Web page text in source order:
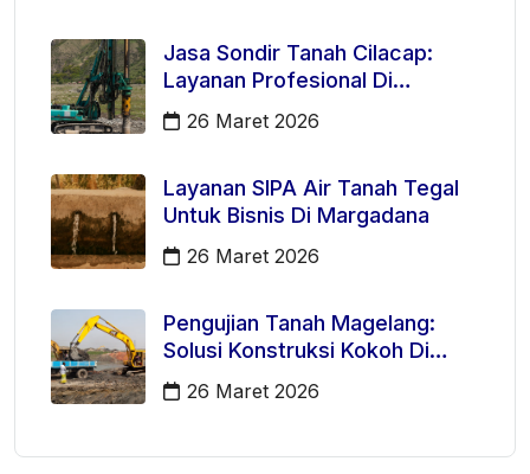
Jasa Sondir Tanah Cilacap:
Layanan Profesional Di
Kecamatan Majenang
26 Maret 2026
Layanan SIPA Air Tanah Tegal
Untuk Bisnis Di Margadana
26 Maret 2026
Pengujian Tanah Magelang:
Solusi Konstruksi Kokoh Di
Mertoyudan
26 Maret 2026